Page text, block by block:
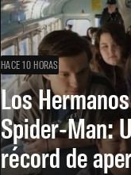
HACE 10 HORAS
Los
Spider-Man:
récord de